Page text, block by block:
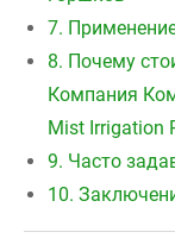
7.
8. Почему
Компания
Mist Irrigation
9. Часто
10.